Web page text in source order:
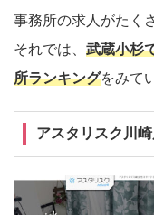
事務所の求人がたく
それでは、 武蔵小杉
所ランキングをみて
アスタリスク川